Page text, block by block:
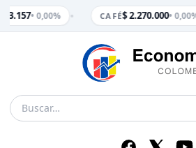
3.157• 0,00% CAFÉ$ 2.270.000• 0,00%